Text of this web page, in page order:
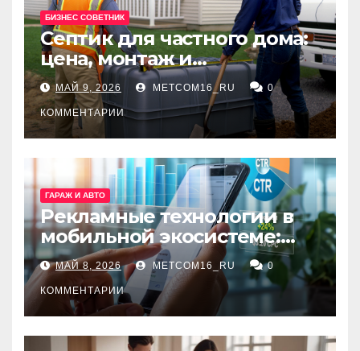
БИЗНЕС СОВЕТНИК
Септик для частного дома:
цена, монтаж и
организация автономной
канализации
МАЙ 9, 2026 METCOM16_RU 0
КОММЕНТАРИИ
ГАРАЖ И АВТО
Рекламные технологии в
мобильной экосистеме:
ключевые сервисы и
принципы работы
МАЙ 8, 2026 METCOM16_RU 0
КОММЕНТАРИИ